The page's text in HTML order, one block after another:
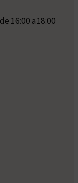
16:00 a 18:00